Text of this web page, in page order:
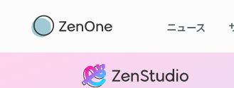
ニュース